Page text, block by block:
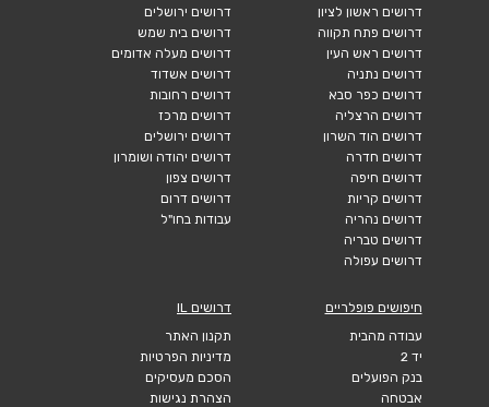
דרושים ראשון לציון
דרושים פתח תקווה
דרושים ראש העין
דרושים נתניה
דרושים כפר סבא
דרושים הרצליה
דרושים הוד השרון
דרושים חדרה
דרושים חיפה
דרושים קריות
דרושים נהריה
דרושים טבריה
דרושים עפולה
דרושים ירושלים
דרושים בית שמש
דרושים מעלה אדומים
דרושים אשדוד
דרושים רחובות
דרושים מרכז
דרושים ירושלים
דרושים יהודה ושומרון
דרושים צפון
דרושים דרום
עבודות בחו"ל
חיפושים פופלריים
עבודה מהבית
יד 2
בנק הפועלים
אבטחה
דרושים IL
תקנון האתר
מדיניות הפרטיות
הסכם מעסיקים
הצהרת נגישות